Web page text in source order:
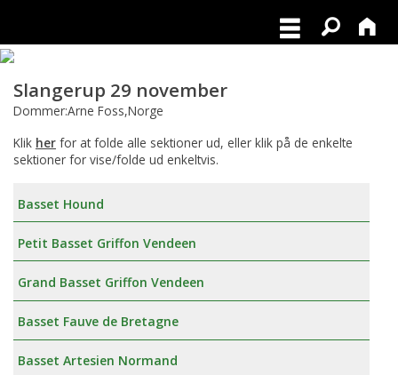
Slangerup 29 november
Dommer:Arne Foss,Norge
Klik her for at folde alle sektioner ud, eller klik på de enkelte
sektioner for vise/folde ud enkeltvis.
Basset Hound
Petit Basset Griffon Vendeen
Grand Basset Griffon Vendeen
Basset Fauve de Bretagne
Basset Artesien Normand